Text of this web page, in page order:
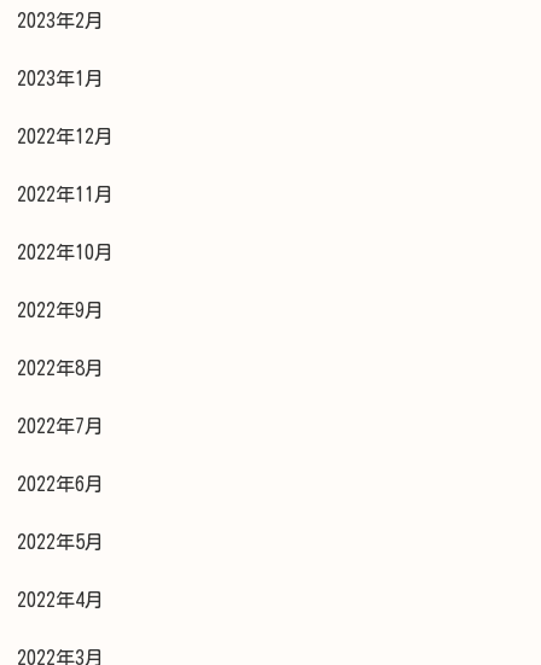
2023年2月
2023年1月
2022年12月
2022年11月
2022年10月
2022年9月
2022年8月
2022年7月
2022年6月
2022年5月
2022年4月
2022年3月